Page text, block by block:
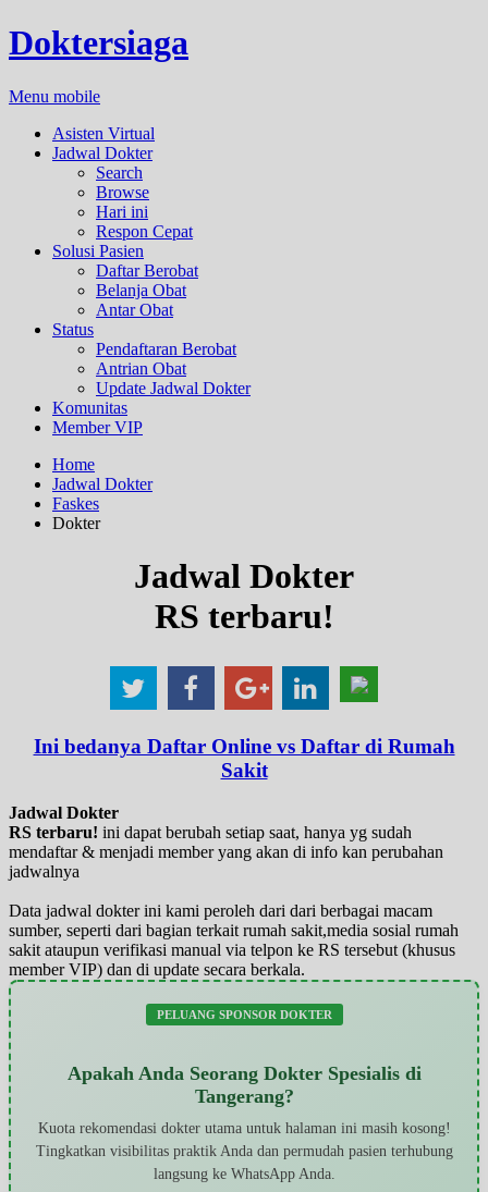
Doktersiaga
Menu mobile
Asisten Virtual
Jadwal Dokter
Search
Browse
Hari ini
Respon Cepat
Solusi Pasien
Daftar Berobat
Belanja Obat
Antar Obat
Status
Pendaftaran Berobat
Antrian Obat
Update Jadwal Dokter
Komunitas
Member VIP
Home
Jadwal Dokter
Faskes
Dokter
Jadwal Dokter
RS terbaru!
Ini bedanya Daftar Online vs Daftar di Rumah
Sakit
Jadwal Dokter
RS terbaru! ini dapat berubah setiap saat, hanya yg sudah
mendaftar & menjadi member yang akan di info kan perubahan
jadwalnya
Data jadwal dokter ini kami peroleh dari dari berbagai macam
sumber, seperti dari bagian terkait rumah sakit,media sosial rumah
sakit ataupun verifikasi manual via telpon ke RS tersebut (khusus
member VIP) dan di update secara berkala.
PELUANG SPONSOR DOKTER
Apakah Anda Seorang Dokter Spesialis di
Tangerang?
Kuota rekomendasi dokter utama untuk halaman ini masih kosong!
Tingkatkan visibilitas praktik Anda dan permudah pasien terhubung
langsung ke WhatsApp Anda.